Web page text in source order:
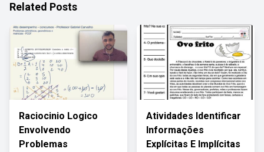
Related Posts
Raciocinio Logico
Envolvendo
Problemas
Atividades Identificar
Informações
Explícitas E Implícitas